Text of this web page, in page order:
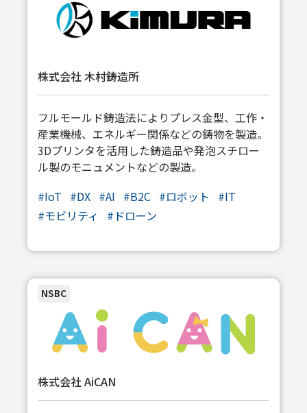
株式会社 木村鋳造所
フルモールド鋳造法によりプレス金型、工作・
産業機械、エネルギー関係などの鋳物を製造。
3Dプリンタを活用した鋳造品や発泡スチロー
ル製のモニュメントなどの製造。
#IoT #DX #AI #B2C #ロボット #IT
#モビリティ # ドローン
NSBC
株式会社 AiCAN